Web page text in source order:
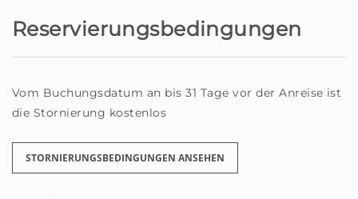
Über Komfort und Gastfreundschaft hinaus bieten wir
auf Anfrage zusätzliche Dienstleistungen wie
Autovermietung, Aktivitätsreservierungen,
Sie Madeira maximal genießen können.
besonderen Ort oder ein Hausbesitzer, der jemanden
sucht, der sich mit Hingabe um sein Zuhause kümmert,
Reservierungsbedingungen
Vom Buchungsdatum an bis 31 Tage vor der Anreise ist
die Stornierung kostenlos
STORNIERUNGSBEDINGUNGEN ANSEHEN